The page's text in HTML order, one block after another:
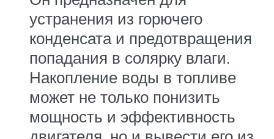
устранения из горючего
конденсата и предотвращения
попадания в солярку влаги.
Накопление воды в топливе
может не только понизить
мощность и эффективность